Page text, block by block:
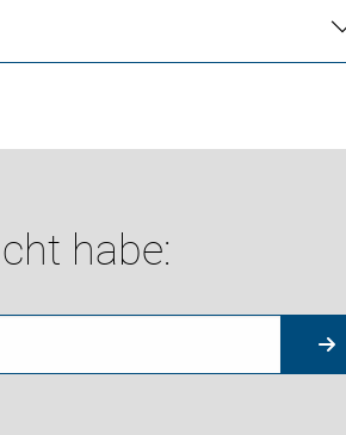
habe: